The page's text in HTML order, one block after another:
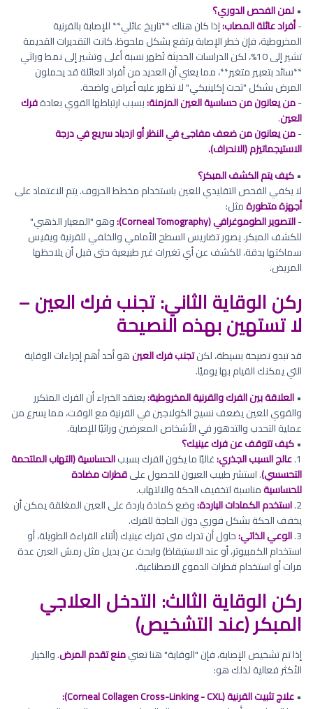
•لمن الفحص الدوري؟
-أفراد عائلة المصاب:إذا كان هناك **تاريخ عائلي** للإصابة بالقرنية
المخروطية، فإن خطر الإصابة يرتفع بشكل ملحوظ. كانت التقديرات القديمة
تشير إلى 10%، لكن الدراسات الحديثة تُظهر نسبة أعلى وتشير إلى نمط وراثي
**سائد بتعبير متغير**، مما يعني أن العديد من أفراد العائلة قد يحملون
المرض بشكل "تحت إكلينيكي" لا تظهر عليه أعراض واضحة.
-من يعانون من حساسية العين المزمنة:بسبب ارتباطها القوي بعادةفرك
العين.
-من يعانون من ضعف مفاجئ في النظر أو ازدياد سريع في درجة
الاستيجماتيزم (الانحراف).
•كيف يتم الكشف المبكر؟
لا يكفي الفحص التقليدي للعين باستخدام مخطط الحروف. يتم الاعتماد على
أجهزة متطورةمثل:
-التصوير الطوموغرافي (Corneal Tomography):
وهو "المعيار الذهبي"
للكشف المبكر. يصور تضاريس السطح الأمامي والخلفي للقرنية ويقيس
سماكتها بدقة، للكشف عن أي تغيرات غير طبيعية حتى قبل أن يلاحظها
المريض.
ركن الوقاية الثاني: تجنب فرك العين –
لا تستهين بهذه النصيحة
قد تبدو نصيحة بسيطة، لكنتجنب فرك العينهو أحد أهم إجراءات الوقاية
التي يمكنك القيام بها يوميًا.
•العلاقة بين الفرك والقرنية المخروطية:يعتقد الخبراء أن الفرك المتكرر
والقوي للعين يضعف نسيج الكولاجين في القرنية مع الوقت، مما يسرع من
عملية التحدب والتدهور في الأشخاص المعرضين وراثيًا للإصابة.
•كيف تتوقف عن فرك عينيك؟
1. عالج السبب الجذري:غالبًا ما يكون الفرك بسببالحساسية (التهاب الملتحمة
التحسسي). استشر طبيب العيون للحصول علىقطرات مضادة
للحساسيةمناسبة لتخفيف الحكة والالتهاب.
2. استخدم الكمادات الباردة:وضع كمادة باردة على العين المغلقة يمكن أن
يخفف الحكة بشكل فوري دون الحاجة للفرك.
3. الوعي الذاتي:حاول أن تدرك متى تفرك عينيك (أثناء القراءة الطويلة، أو
استخدام الكمبيوتر، أو عند الاستيقاظ) وابحث عن بديل مثل رمش العين عدة
مرات أو استخدام قطرات الدموع الاصطناعية.
ركن الوقاية الثالث: التدخل العلاجي
المبكر (عند التشخيص)
إذا تم تشخيص الإصابة، فإن "الوقاية" هنا تعنيمنع تقدم المرض. والخيار
الأكثر فعالية لذلك هو:
•علاج تثبيت القرنية (Corneal Collagen Cross-Linking - CXL):